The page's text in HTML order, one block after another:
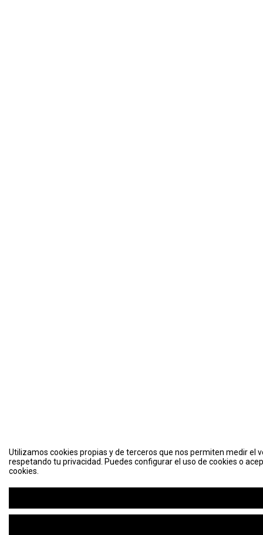
Utilizamos cookies propias y de terceros que nos permiten medir el
respetando tu privacidad. Puedes configurar el uso de cookies o
cookies.